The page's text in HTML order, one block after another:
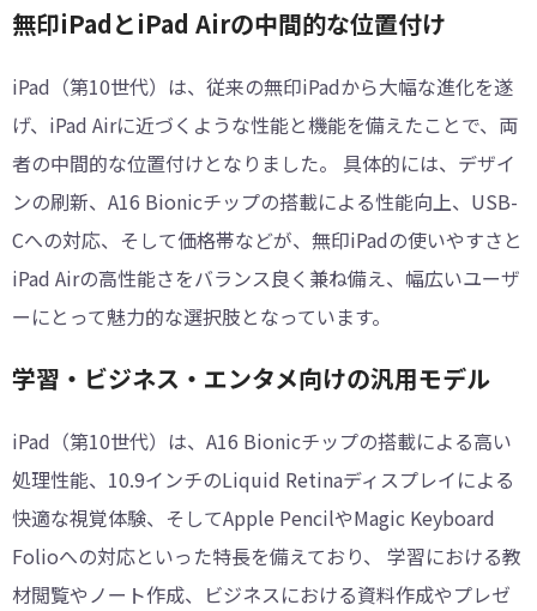
︎無印iPadとiPad Airの中間的な位置付け
iPad（第10世代）は、従来の無印iPadから大幅な進化を遂
げ、iPad Airに近づくような性能と機能を備えたことで、両
者の中間的な位置付けとなりました。 具体的には、デザイ
ンの刷新、A16 Bionicチップの搭載による性能向上、USB-
Cへの対応、そして価格帯などが、無印iPadの使いやすさと
iPad Airの高性能さをバランス良く兼ね備え、幅広いユーザ
ーにとって魅力的な選択肢となっています。
︎学習・ビジネス・エンタメ向けの汎用モデル
iPad（第10世代）は、A16 Bionicチップの搭載による高い
処理性能、10.9インチのLiquid Retinaディスプレイによる
快適な視覚体験、そしてApple PencilやMagic Keyboard
Folioへの対応といった特長を備えており、 学習における教
材閲覧やノート作成、ビジネスにおける資料作成やプレゼ